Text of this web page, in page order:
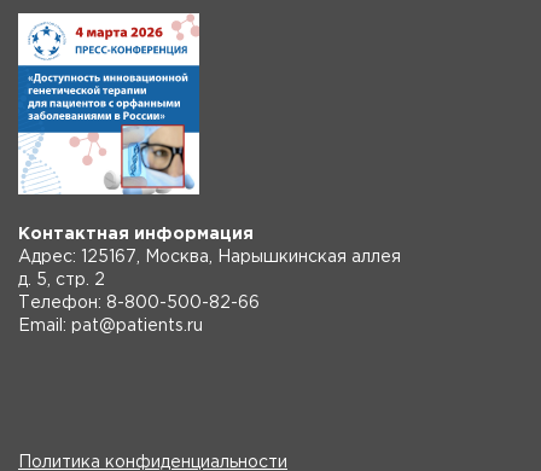
Контактная информация
Адрес: 125167, Москва, Нарышкинская аллея
д. 5, стр. 2
Телефон: 8-800-500-82-66
Email: pat@patients.ru
Политика конфиденциальности